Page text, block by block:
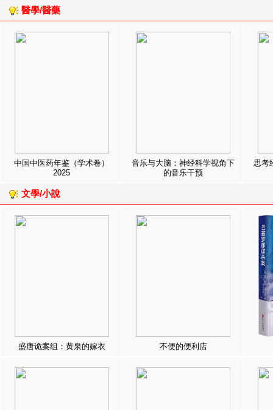
醫學/醫藥
中国中医药年鉴（学术卷）
2025
音乐与大脑：神经科学视角下
的音乐干预
思考
文學/小說
盛唐诡案组：黄泉的嫁衣 不便的便利店